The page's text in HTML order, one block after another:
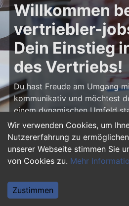
Wir verwenden Cookies, um
Nutzererfahrung zu
unserer Webseite stimmen Sie
von Cookies zu. Mehr
Zustimmen
Willkommen
vertriebler-
Dein Einstieg
des Vertriebs!
Du hast Freude am Umgang
kommunikativ und möchtest
einem dynamischen Umfeld
du aufvertriebler-jobs.com
findest du zahlreiche
Einstiegsjobs im Vertrieb –
Vertriebspositionen über
Vertriebler und entwickle deine